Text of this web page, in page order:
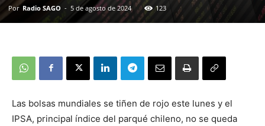
Por Radio SAGO - 5 de agosto de 2024 123
Las bolsas mundiales se tiñen de rojo este lunes y el
IPSA, principal índice del parqué chileno, no se queda